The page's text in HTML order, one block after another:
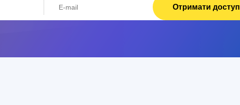
Отримати доступ